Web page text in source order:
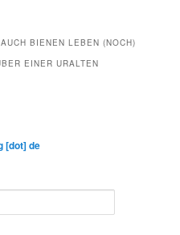
BIENEN LEBEN (NOCH)
EINER URALTEN
[dot] de